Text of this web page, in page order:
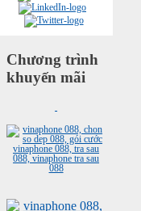
Chương trình
khuyến mãi